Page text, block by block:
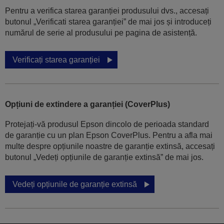
Pentru a verifica starea garanției produsului dvs., accesați
butonul „Verificati starea garanției” de mai jos și introduceți
numărul de serie al produsului pe pagina de asistență.
Verificați starea garanției
Opțiuni de extindere a garanției (CoverPlus)
Protejați-vă produsul Epson dincolo de perioada standard
de garanție cu un plan Epson CoverPlus. Pentru a afla mai
multe despre opțiunile noastre de garanție extinsă, accesați
butonul „Vedeți opțiunile de garanție extinsă” de mai jos.
Vedeți opțiunile de garanție extinsă